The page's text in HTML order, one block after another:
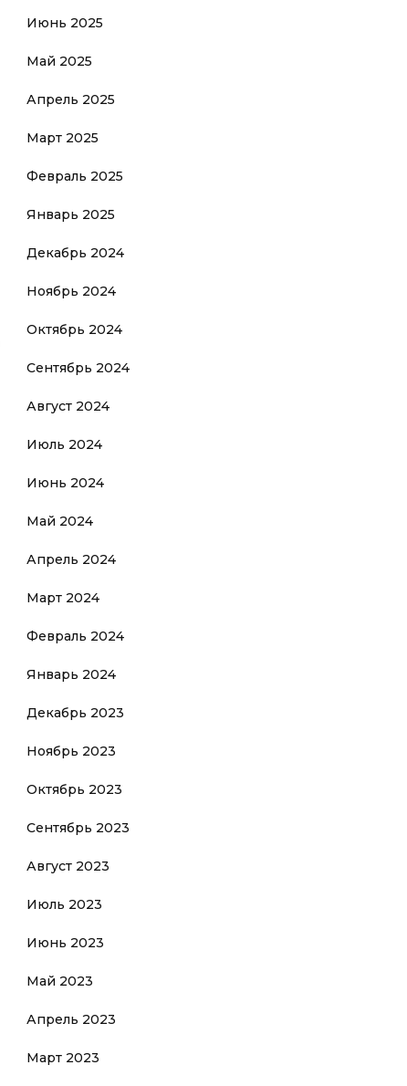
Июнь 2025
Май 2025
Апрель 2025
Март 2025
Февраль 2025
Январь 2025
Декабрь 2024
Ноябрь 2024
Октябрь 2024
Сентябрь 2024
Август 2024
Июль 2024
Июнь 2024
Май 2024
Апрель 2024
Март 2024
Февраль 2024
Январь 2024
Декабрь 2023
Ноябрь 2023
Октябрь 2023
Сентябрь 2023
Август 2023
Июль 2023
Июнь 2023
Май 2023
Апрель 2023
Март 2023